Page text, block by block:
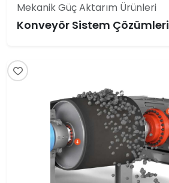
Mekanik Güç Aktarım Ürünleri
Konveyör Sistem Çözümleri